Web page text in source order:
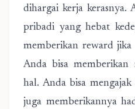
dihargai kerja kerasnya.
pribadi yang hebat
memberikan reward jika
Anda bisa
hal. Anda bisa
juga memberikannya